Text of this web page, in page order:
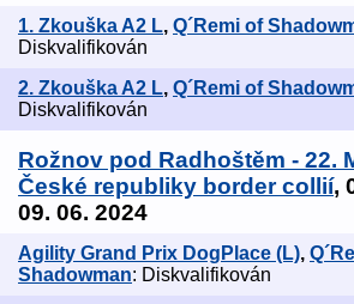
1. Zkouška A2 L, Q´Remi of
Diskvalifikován
2. Zkouška A2 L, Q´Remi of
Diskvalifikován
Rožnov pod Radhoštěm - 22.
České republiky border collií,
09. 06. 2024
Agility Grand Prix DogPlace (L),
Shadowman: Diskvalifikován